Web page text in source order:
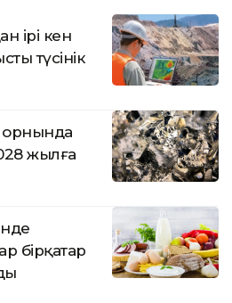
ірі кен
түсінік
орнында
жылға
бірқатар